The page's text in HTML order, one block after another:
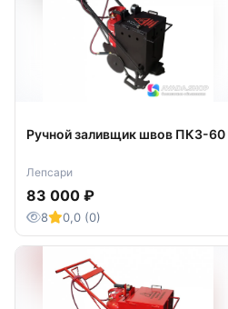
Ручной заливщик швов ПКЗ-60
Лепсари
83 000 ₽
8 0,0 (0)